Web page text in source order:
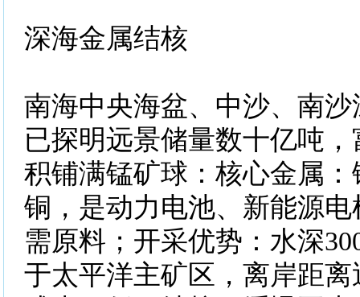
深海金属结核
南海中央海盆、中沙、南
已探明远景储量数十亿吨
积铺满锰矿球：核心金属
铜，是动力电池、新能源
需原料；开采优势：水深
于太平洋主矿区，离岸距